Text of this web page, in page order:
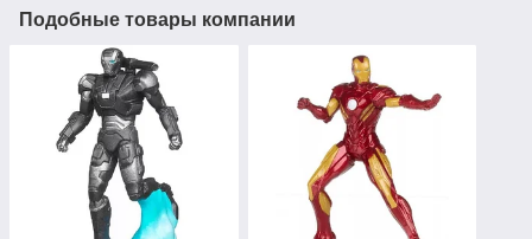
Подобные товары компании